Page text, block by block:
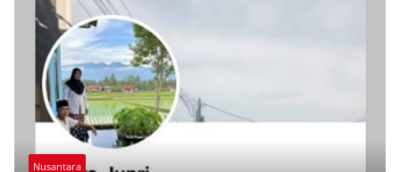
Nusantara